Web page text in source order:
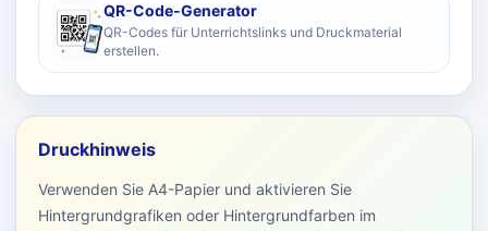
QR-Code-Generator
QR-Codes für Unterrichtslinks und Druckmaterial
erstellen.
Druckhinweis
Verwenden Sie A4-Papier und aktivieren Sie
Hintergrundgrafiken oder Hintergrundfarben im